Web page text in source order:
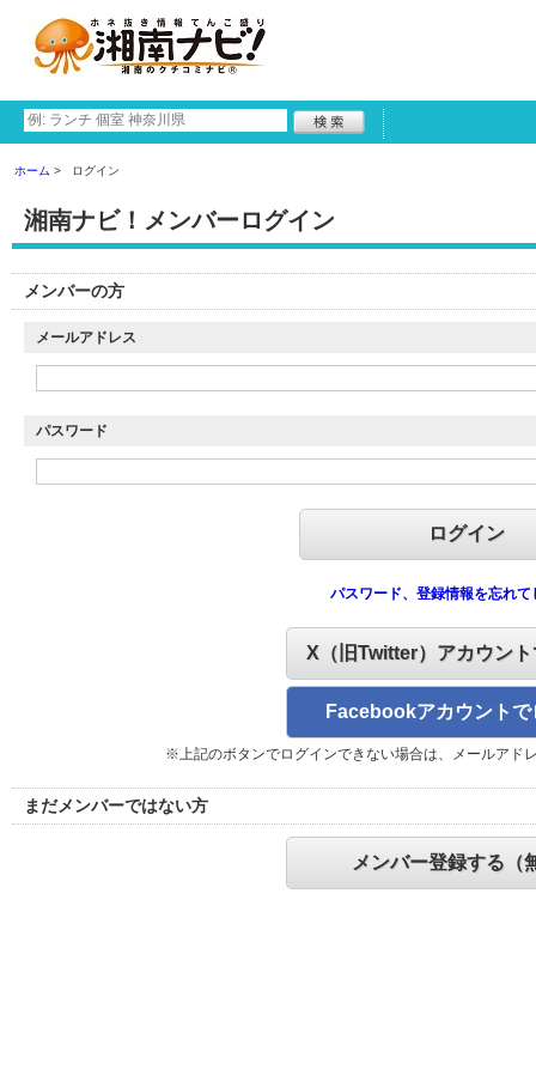
ホーム ログイン
湘南ナビ！メンバーログイン
メンバーの方
メールアドレス
パスワード
パスワード、登録情報を忘れて
X（旧Twitter）アカウン
Facebookアカウントで
※上記のボタンでログインできない場合は、メールアド
まだメンバーではない方
メンバー登録する（